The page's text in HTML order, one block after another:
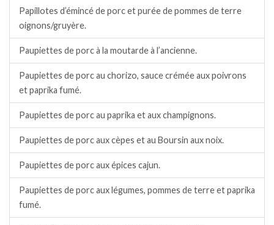
Papillotes d’émincé de porc et purée de pommes de terre
oignons/gruyère.
Paupiettes de porc à la moutarde à l’ancienne.
Paupiettes de porc au chorizo, sauce crémée aux poivrons
et paprika fumé.
Paupiettes de porc au paprika et aux champignons.
Paupiettes de porc aux cèpes et au Boursin aux noix.
Paupiettes de porc aux épices cajun.
Paupiettes de porc aux légumes, pommes de terre et paprika
fumé.